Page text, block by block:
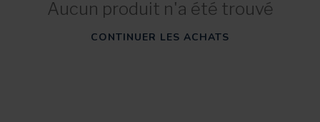
Aucun produit n'a été trouvé
CONTINUER LES ACHATS